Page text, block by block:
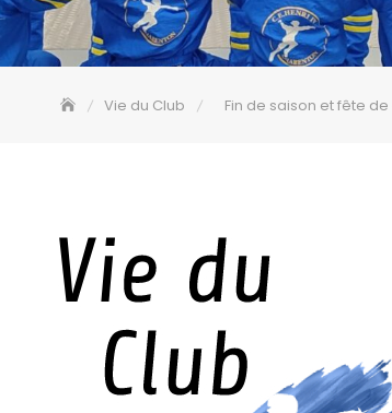
Vie du Club Fin de saison et fête